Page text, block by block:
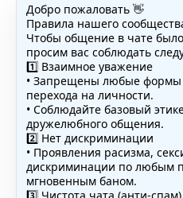
Добро пожаловать 👋
Правила нашего
Чтобы общение в чате
просим вас соблюдать
1️⃣ Взаимное уважение
• Запрещены любые формы
перехода на личности.
• Соблюдайте базовый
дружелюбного общения.
2️⃣ Нет дискриминации
• Проявления расизма,
дискриминации по любым
мгновенным баном.
3️⃣ Чистота чата (анти-спам)